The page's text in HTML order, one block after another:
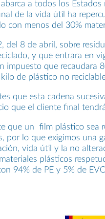
a todos los
de la vida útil ha
con menos del 30%
8 de abril, sobre
y que entrara en
impuesto que
de plástico no
que esta cadena
que el cliente final
que un film plástico
por lo que exigimos una
vida útil y la no
plásticos
94% de PE y 5% de